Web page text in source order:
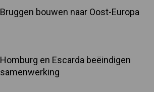
Bruggen bouwen naar Oost-Europa
Homburg en Escarda beëindigen
samenwerking